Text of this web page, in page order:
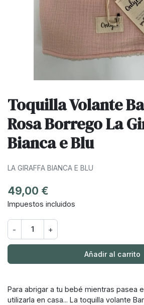
Toquilla Volante
Rosa Borrego La
Bianca e Blu
LA GIRAFFA BIANCA E BLU
49,00 €
Impuestos incluidos
- +
Añadir al carrito
Para abrigar a tu bebé mientras pasea
utilizarla en casa... La toquilla volante